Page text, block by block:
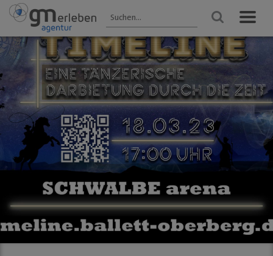
GM ENTDECKEN
Aktuelles
Wir über uns
Gastronomie
Kultur
Einkaufen
VfL Gummersbach
ANGEBOTE
HEIMAT-JOKER®
FOREST ONE®
vytal® -
Mehrwegsystem
Aktionen der
Mitglieder
Stadtgespräch
GMerleben APP
eBay - Deine
Stadt / GM
Stadtrundgang
VERANSTALTUNGEN
Veranstaltungen
2025 - Übersicht
FRÜHLING
Gummersbach 2026
WINTER
Gummersbach
VfL Gummersbach
SCHWALBE Arena
Halle 32
Alte Vogtei